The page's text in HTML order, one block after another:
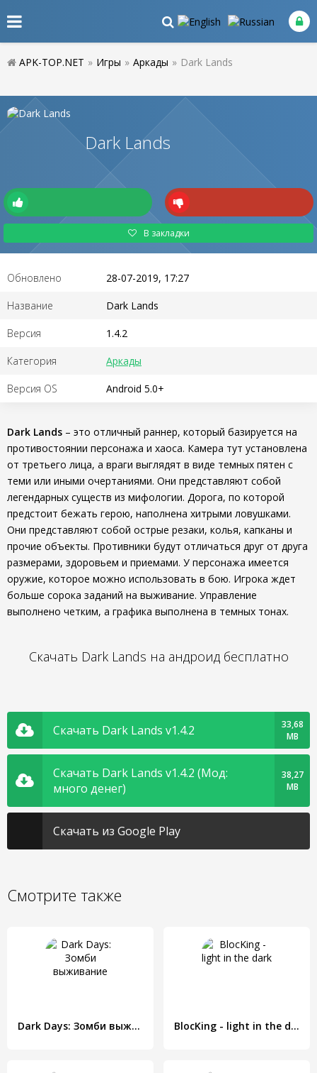
APK-TOP.NET » Игры » Аркады » Dark Lands
Dark Lands
В закладки
Обновлено 28-07-2019, 17:27
Название Dark Lands
Версия 1.4.2
Категория Аркады
Версия OS Android 5.0+
Dark Lands – это отличный раннер, который базируется на
противостоянии персонажа и хаоса. Камера тут установлена
от третьего лица, а враги выглядят в виде темных пятен с
теми или иными очертаниями. Они представляют собой
легендарных существ из мифологии. Дорога, по которой
предстоит бежать герою, наполнена хитрыми ловушками.
Они представляют собой острые резаки, колья, капканы и
прочие объекты. Противники будут отличаться друг от друга
размерами, здоровьем и приемами. У персонажа имеется
оружие, которое можно использовать в бою. Игрока ждет
больше сорока заданий на выживание. Управление
выполнено четким, а графика выполнена в темных тонах.
Скачать Dark Lands на андроид бесплатно
Скачать Dark Lands v1.4.2
33,68
MB
Скачать Dark Lands v1.4.2 (Мод:
много денег)
38,27
MB
Скачать из Google Play
Смотрите также
Dark Days: Зомби выживание BlocKing - light in the dark